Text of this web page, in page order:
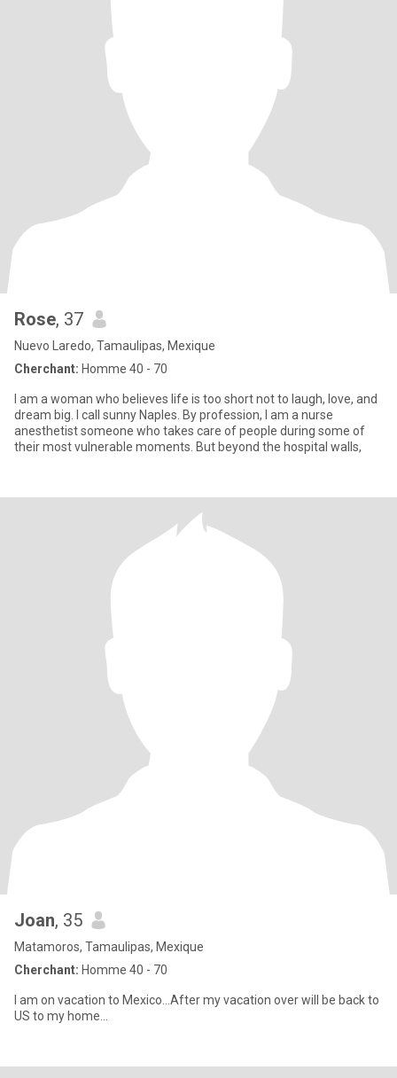
Rose, 37
Nuevo Laredo, Tamaulipas, Mexique
Cherchant: Homme 40 - 70
I am a woman who believes life is too short not to laugh, love, and
dream big. I call sunny Naples. By profession, I am a nurse
anesthetist someone who takes care of people during some of
their most vulnerable moments. But beyond the hospital walls,
Joan, 35
Matamoros, Tamaulipas, Mexique
Cherchant: Homme 40 - 70
I am on vacation to Mexico...After my vacation over will be back to
US to my home...